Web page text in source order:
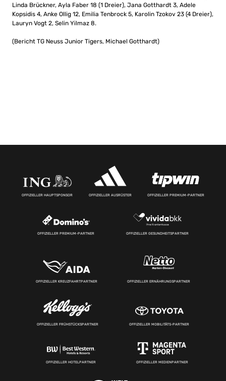
Linda Brückner, Ayla Faber 18 (1 Dreier), Jana Gotthardt 3, Adele
Kopsidis 4, Anke Ollig 12, Emilia Tenbrock 5, Karolin Tzokov 23 (4 Dreier),
Lauryn Vogt 2, Selin Yilmaz 8.
(Bericht TG Neuss Junior Tigers, Michael Gotthardt)
OFFIZIELLER HAUPTSPONSOR OFFIZIELLER AUSRÜSTER OFFIZIELLER PREMIUM-PARTNER
OFFIZIELLER PREMIUM-PARTNER OFFIZIELLER GESUNDHEITSPARTNER
OFFIZIELLER KREUZFAHRTPARTNER OFFIZIELLER ERNÄHRUNGSPARTNER
OFFIZIELLER FRÜHSTÜCKSPARTNER OFFIZIELLER MOBILITÄTS-PARTNER
OFFIZIELLER HOTELPARTNER OFFIZIELLER MEDIENPARTNER